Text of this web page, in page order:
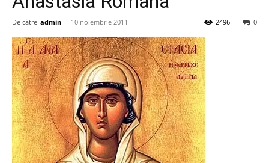
De către admin - 10 noiembrie 2011 0
2496